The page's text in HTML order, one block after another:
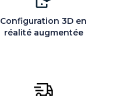
Configuration 3D en
réalité augmentée